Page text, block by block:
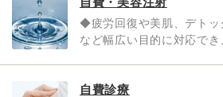
◆疲労回復や美肌、デトッ
など幅広い目的に対応でき
自費診療